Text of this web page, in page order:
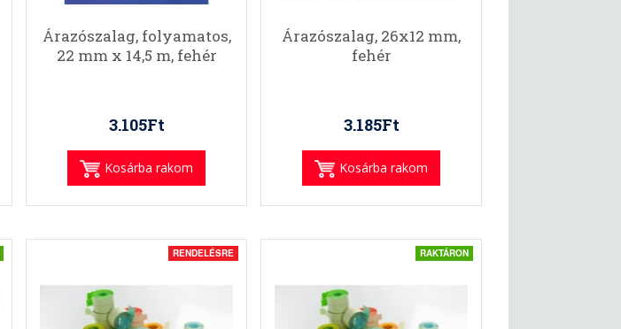
Árazószalag, folyamatos,
22 mm x 14,5 m, fehér
3.105Ft
Kosárba rakom
Árazószalag, 26x12 mm,
fehér
3.185Ft
Kosárba rakom
RENDELÉSRE RAKTÁRON